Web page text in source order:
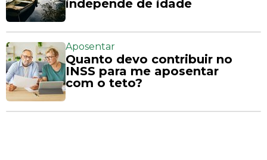
independe de idade
Aposentar
Quanto devo contribuir no
INSS para me aposentar
com o teto?